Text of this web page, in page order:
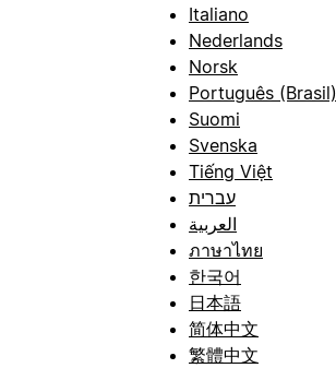
Italiano
Nederlands
Norsk
Português (Brasil)
Suomi
Svenska
Tiếng Việt
עברית
العربية
ภาษาไทย
한국어
日本語
简体中文
繁體中文